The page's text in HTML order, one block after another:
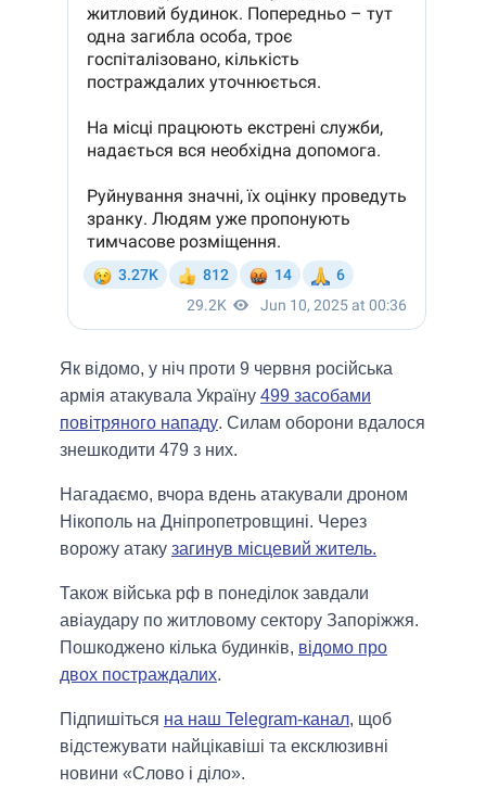
Як відомо, у ніч проти 9 червня російська
армія атакувала Україну 499 засобами
повітряного нападу. Силам оборони вдалося
знешкодити 479 з них.
Нагадаємо, вчора вдень атакували дроном
Нікополь на Дніпропетровщині. Через
ворожу атаку загинув місцевий житель.
Також війська рф в понеділок завдали
авіаудару по житловому сектору Запоріжжя.
Пошкоджено кілька будинків, відомо про
двох постраждалих.
Підпишіться на наш Telegram-канал, щоб
відстежувати найцікавіші та ексклюзивні
новини «Слово і діло».